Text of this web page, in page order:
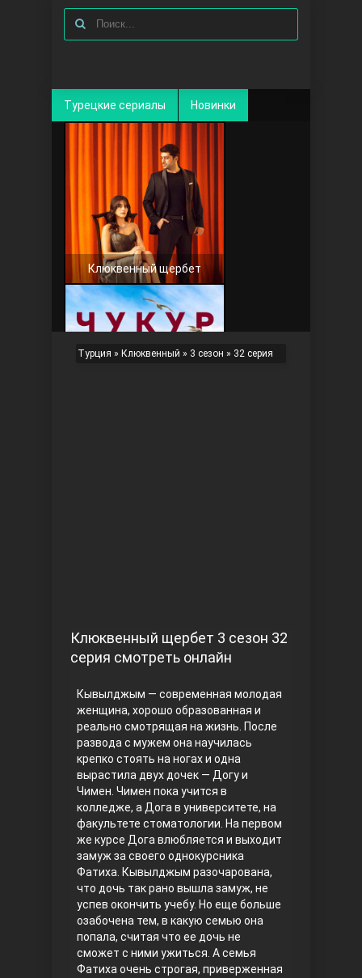
Турецкие сериалы Новинки
Клюквенный щербет
Правосyдие
Любовь напрокат
Турция » Клюквенный » 3 сезон » 32 серия
Клюквенный щербет 3 сезон 32
серия смотреть онлайн
Кывылджым — современная молодая
женщина, хорошо образованная и
реально смотрящая на жизнь. После
развода с мужем она научилась
крепко стоять на ногах и одна
вырастила двух дочек — Догу и
Чимен. Чимен пока учится в
колледже, а Дога в университете, на
факультете стоматологии. На первом
же курсе Дога влюбляется и выходит
замуж за своего однокурсника
Фатиха. Кывылджым разочарована,
что дочь так рано вышла замуж, не
успев окончить учебу. Но еще больше
озабочена тем, в какую семью она
попала, считая что ее дочь не
сможет с ними ужиться. А семья
Фатиха очень строгая, приверженная